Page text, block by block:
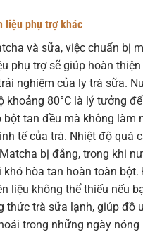
liệu phụ trợ khác
và sữa, việc chuẩn bị
phụ trợ sẽ giúp hoàn thiện
nghiệm của ly trà sữa.
khoảng 80°C là lý tưởng
bột tan đều mà không làm
tế của trà. Nhiệt độ quá
bị đắng, trong khi
khó hòa tan hoàn toàn bột.
liệu không thể thiếu nếu
thức trà sữa lạnh, giúp đồ
trong những ngày nóng